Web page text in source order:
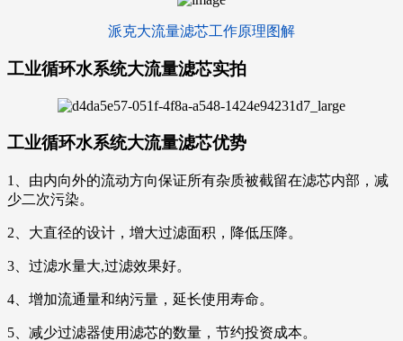
派克大流量滤芯工作原理图解
工业循环水系统大流量滤芯实拍
工业循环水系统大流量滤芯优势
1、由内向外的流动方向保证所有杂质被截留在滤芯内部，减
少二次污染。
2、大直径的设计，增大过滤面积，降低压降。
3、过滤水量大,过滤效果好。
4、增加流通量和纳污量，延长使用寿命。
5、减少过滤器使用滤芯的数量，节约投资成本。